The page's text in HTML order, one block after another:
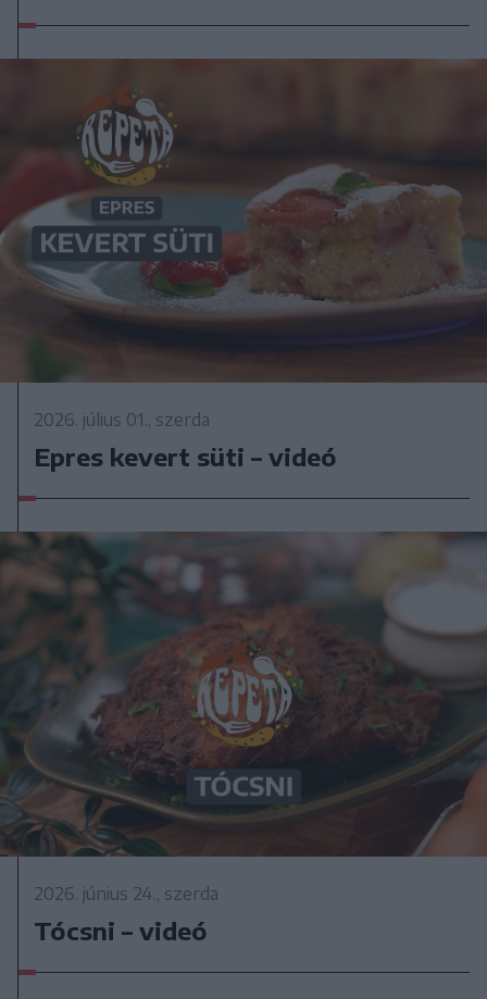
2026. július 01., szerda
Epres kevert süti – videó
2026. június 24., szerda
Tócsni – videó